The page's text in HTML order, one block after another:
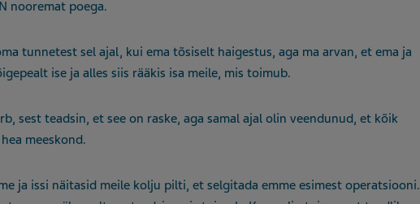
nooremat poega.
tunnetest sel ajal, kui ema tõsiselt haigestus, aga ma arvan, et ema ja
ise ja alles siis rääkis isa meile, mis toimub.
sest teadsin, et see on raske, aga samal ajal olin veendunud, et kõik
meeskond.
ja issi näitasid meile kolju pilti, et selgitada emme esimest operatsiooni.